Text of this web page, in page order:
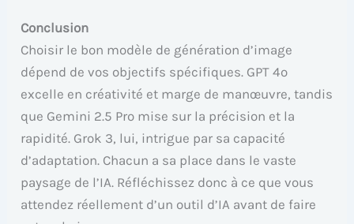
Conclusion
Choisir le bon modèle de génération d’image
dépend de vos objectifs spécifiques. GPT 4o
excelle en créativité et marge de manœuvre, tandis
que Gemini 2.5 Pro mise sur la précision et la
rapidité. Grok 3, lui, intrigue par sa capacité
d’adaptation. Chacun a sa place dans le vaste
paysage de l’IA. Réfléchissez donc à ce que vous
attendez réellement d’un outil d’IA avant de faire